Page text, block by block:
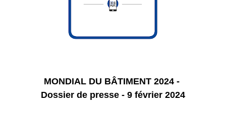
MONDIAL DU BÂTIMENT 2024 -
Dossier de presse - 9 février 2024